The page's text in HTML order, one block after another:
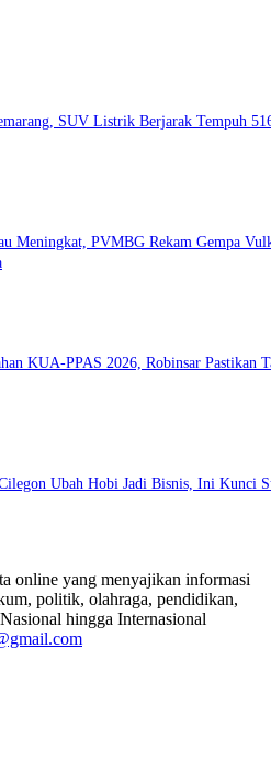
SUV Listrik Berjarak Tempuh
Meningkat, PVMBG Rekam Gempa
KUA-PPAS 2026, Robinsar Pastikan
Ubah Hobi Jadi Bisnis, Ini Kunci
online yang menyajikan informasi
politik, olahraga, pendidikan,
hingga Internasional